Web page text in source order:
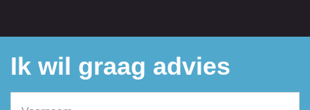
Ik wil graag advies